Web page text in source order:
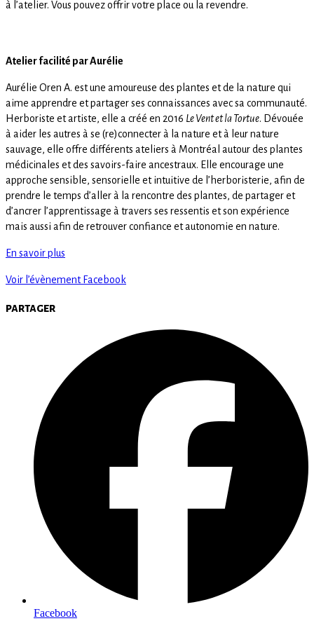
à l’atelier. Vous pouvez offrir votre place ou la revendre.
Atelier facilité par Aurélie
Aurélie Oren A. est une amoureuse des plantes et de la nature qui
aime apprendre et partager ses connaissances avec sa communauté.
Herboriste et artiste, elle a créé en 2016 Le Vent et la Tortue. Dévouée
à aider les autres à se (re)connecter à la nature et à leur nature
sauvage, elle offre différents ateliers à Montréal autour des plantes
médicinales et des savoirs-faire ancestraux. Elle encourage une
approche sensible, sensorielle et intuitive de l’herboristerie, afin de
prendre le temps d’aller à la rencontre des plantes, de partager et
d’ancrer l’apprentissage à travers ses ressentis et son expérience
mais aussi afin de retrouver confiance et autonomie en nature.
En savoir plus
Voir l’évènement Facebook
partager
Facebook